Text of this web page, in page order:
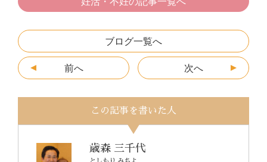
ブログ一覧へ
前へ 次へ
この記事を書いた人
歳森 三千代